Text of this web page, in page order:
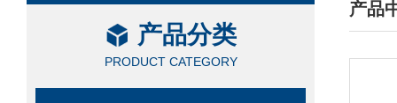
产品分类
PRODUCT CATEGORY
产品
/